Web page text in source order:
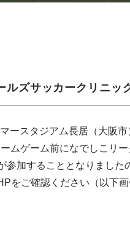
ルズサッカークリニ
ースタジアム長居（大阪
ムゲーム前になでしこリー
参加することとなりました
をご確認ください（以下画